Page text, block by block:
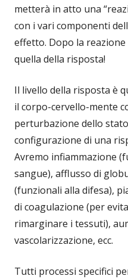
metterà in atto una
con i vari componenti
effetto. Dopo la
quella della risposta!
Il livello della risposta è
il corpo-cervello-mente
perturbazione dello
configurazione di una
Avremo infiammazione
sangue), afflusso di
(funzionali alla difesa),
di coagulazione (per
rimarginare i tessuti),
vascolarizzazione, ecc.
Tutti processi specifici